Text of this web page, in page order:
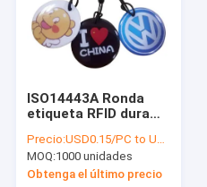
ISO14443A Ronda
etiqueta RFID dura
Precio:USD0.15/PC to USD0.5/PC
MOQ:1000 unidades
Obtenga el último precio